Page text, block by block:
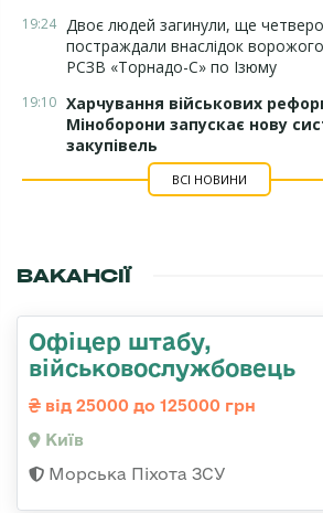
19:24 Двоє людей загинули, ще четверо
постраждали внаслідок
РСЗВ «Торнадо-С» по Ізюму
19:10 Харчування військових
Міноборони запускає нову
закупівель
ВСІ НОВИНИ
ВАКАНСІЇ
Офіцер штабу,
військовослужбовець
від 25000 до 125000 грн
Київ
Морська Піхота ЗСУ